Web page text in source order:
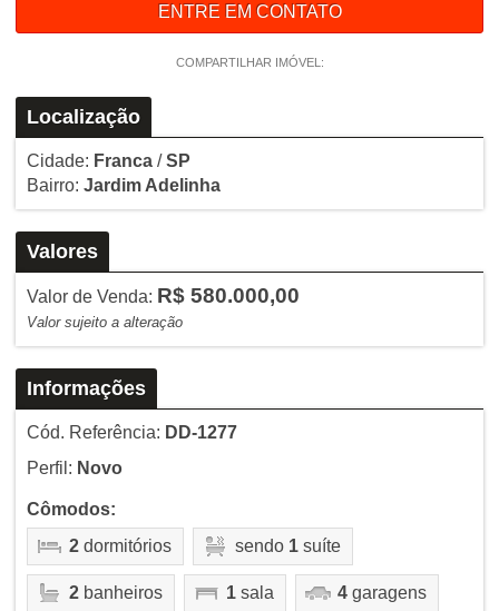
ENTRE EM CONTATO
COMPARTILHAR IMÓVEL:
Localização
Cidade: Franca/SP
Bairro: Jardim Adelinha
Valores
Valor de Venda: R$ 580.000,00
Valor sujeito a alteração
Informações
Cód. Referência: DD-1277
Perfil: Novo
Cômodos:
2dormitórios sendo 1suíte
2banheiros 1sala 4garagens